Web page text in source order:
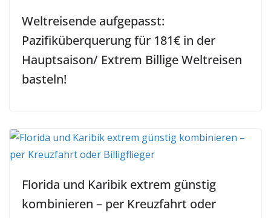
Weltreisende aufgepasst:
Pazifiküberquerung für 181€ in der
Hauptsaison/ Extrem Billige Weltreisen
basteln!
Florida und Karibik extrem günstig
kombinieren – per Kreuzfahrt oder